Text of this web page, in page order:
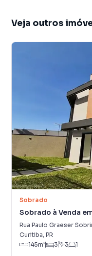
Excelente planta com 3
Churrasqueira para
Infraestrutura para ar
Sobrados 02 e 03: R$ 1.383.600,00 cada
Área Construída:
Terraço: 46,40m²
Aconchegante sala de
jardim externo.
Churrasqueira para
Infraestrutura para ar
Veja outros
Sobrado
Sobrado à Venda
Rua Paulo Graeser
Curitiba, PR
145m² 3 3 1